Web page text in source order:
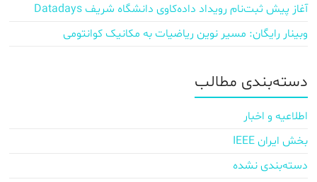
آغاز پیش‌ ثبت‌نام رویداد داده‌کاوی دانشگاه شریف Datadays
وبینار رایگان: مسیر نوین ریاضیات به مکانیک کوانتومی
دسته‌بندی مطالب
اطلاعیه و اخبار
بخش ایران IEEE
دسته‌بندی نشده